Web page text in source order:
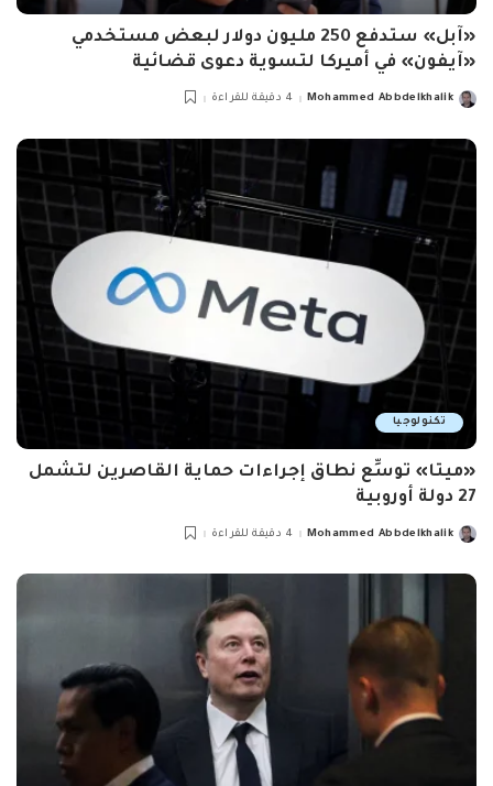
«آبل» ستدفع 250 مليون دولار لبعض مستخدمي
«آيفون» في أميركا لتسوية دعوى قضائية
Posted
Mohammed Abbdelkhalik 4 دقيقة للقراءة
تكنولوجيا
«ميتا» توسِّع نطاق إجراءات حماية القاصرين لتشمل
27 دولة أوروبية
Posted
Mohammed Abbdelkhalik 4 دقيقة للقراءة